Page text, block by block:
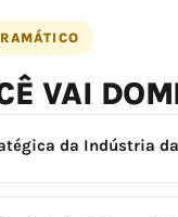
VAI
da Indústria